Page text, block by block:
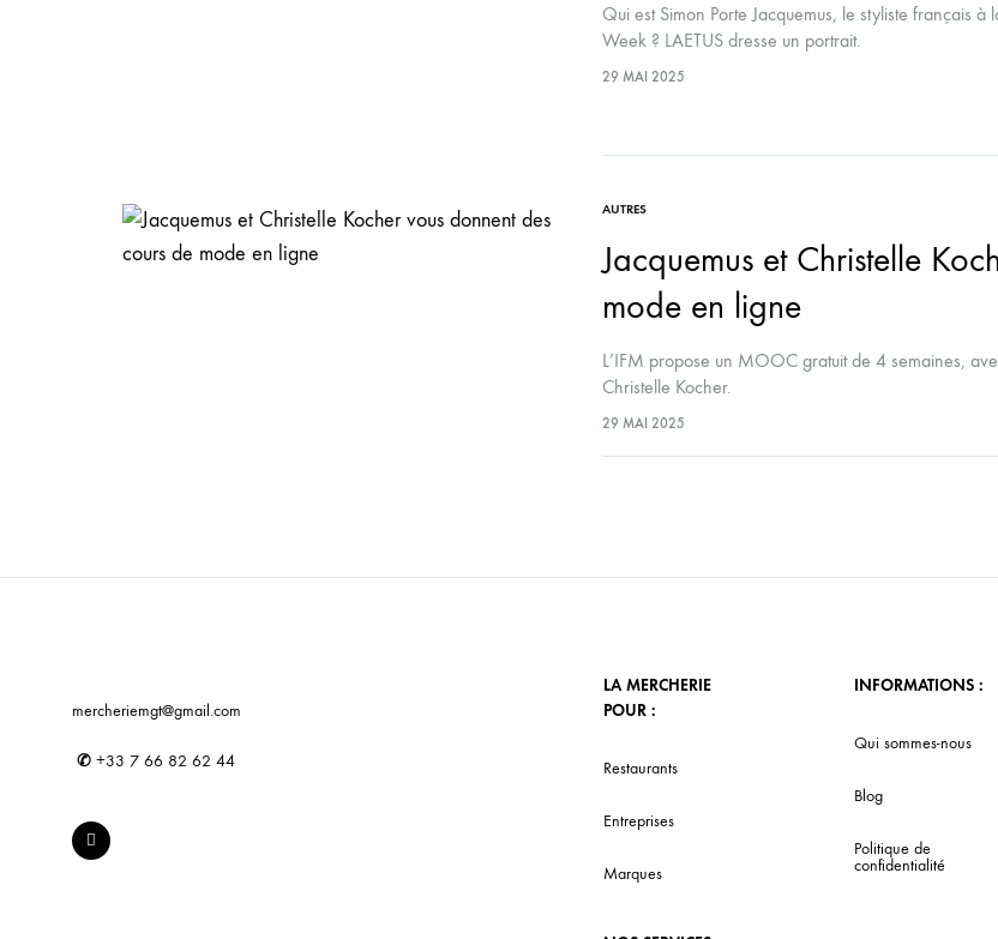
Qui est Simon Porte Jacquemus, le styliste français
Week ? LAETUS dresse un portrait.
29 MAI 2025
AUTRES
Jacquemus et Christelle
mode en ligne
L’IFM propose un MOOC gratuit de 4 semaines,
Christelle Kocher.
29 MAI 2025
mercheriemgt@gmail.com
✆ +33 7 66 82 62 44
LA MERCHERIE
POUR :
Restaurants
Entreprises
Marques
INFORMATIONS :
Qui sommes-nous
Blog
Politique de
confidentialité